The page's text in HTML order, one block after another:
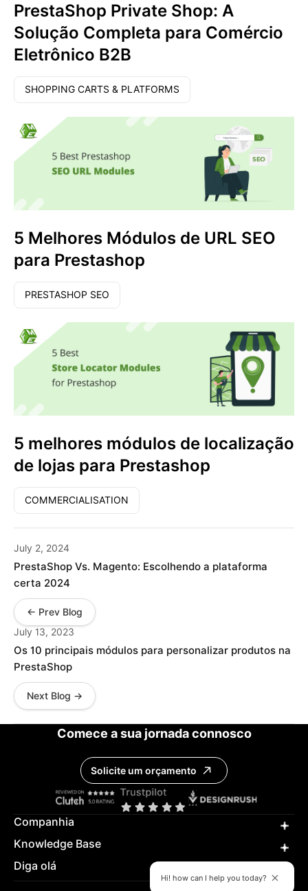
PrestaShop Private Shop: A
Solução Completa para Comércio
Eletrônico B2B
SHOPPING CARTS & PLATFORMS
5 Melhores Módulos de URL SEO
para Prestashop
PRESTASHOP SEO
5 melhores módulos de localização
de lojas para Prestashop
COMMERCIALISATION
July 2, 2024
PrestaShop Vs. Magento: Escolhendo a plataforma
certa 2024
← Prev Blog
July 13, 2023
Os 10 principais módulos para personalizar produtos na
PrestaShop
Next Blog →
Comece a sua jornada connosco
Solicite um orçamento
Companhia
Knowledge Base
Diga olá
Hi! how can I help you today?